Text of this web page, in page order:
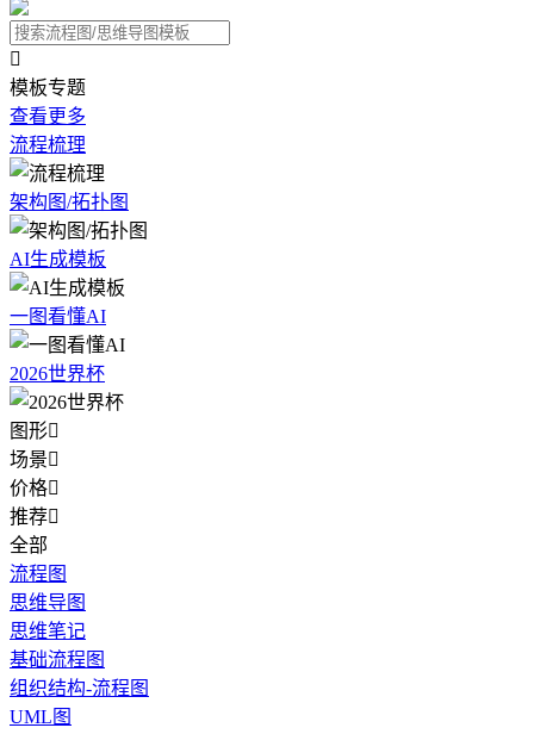

模板专题
查看更多
流程梳理
架构图/拓扑图
AI生成模板
一图看懂AI
2026世界杯
图形
场景
价格
推荐
全部
流程图
思维导图
思维笔记
基础流程图
组织结构-流程图
UML图